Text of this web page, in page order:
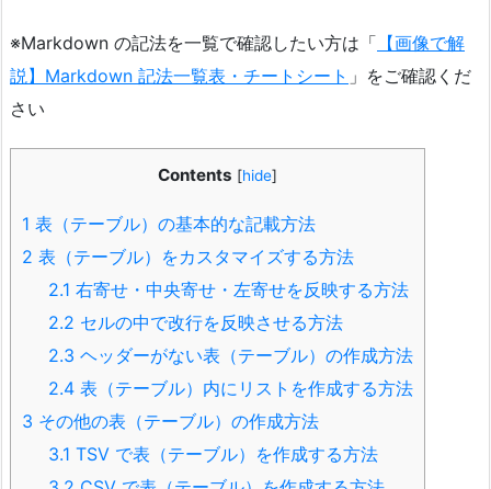
※Markdown の記法を一覧で確認したい方は「 【画像で解
説】Markdown 記法一覧表・チートシート 」をご確認くだ
さい
Contents [hide]
1 表（テーブル）の基本的な記載方法
2 表（テーブル）をカスタマイズする方法
2.1 右寄せ・中央寄せ・左寄せを反映する方法
2.2 セルの中で改行を反映させる方法
2.3 ヘッダーがない表（テーブル）の作成方法
2.4 表（テーブル）内にリストを作成する方法
3 その他の表（テーブル）の作成方法
3.1 TSV で表（テーブル）を作成する方法